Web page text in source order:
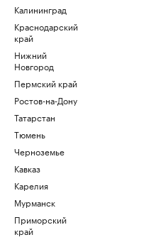
Калининград
Краснодарский
край
Нижний
Новгород
Пермский край
Ростов-на-Дону
Татарстан
Тюмень
Черноземье
Кавказ
Карелия
Мурманск
Приморский
край